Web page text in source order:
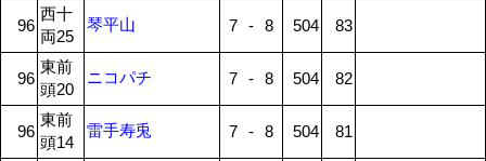
96
西十
両25
琴平山 7 - 8 504 83
96
東前
頭20
ニコパチ 7 - 8 504 82
96
東前
頭14
雷手寿兎 7 - 8 504 81